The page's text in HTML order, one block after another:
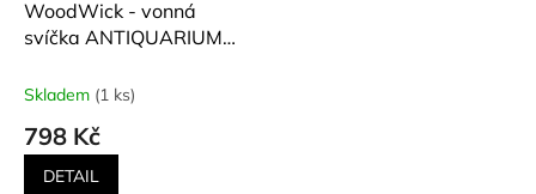
WoodWick - vonná
svíčka ANTIQUARIUM
Skladem (1 ks)
798 Kč
DETAIL